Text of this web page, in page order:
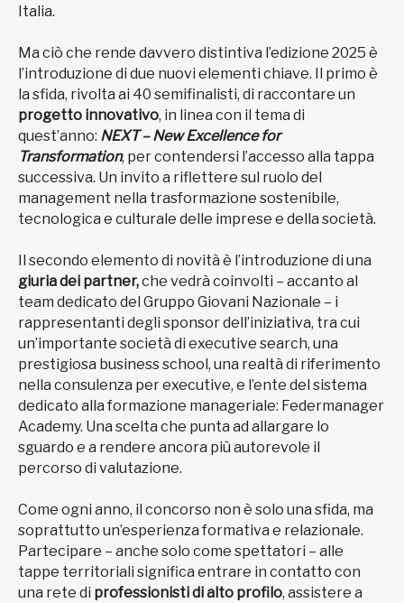
Italia.
Ma ciò che rende davvero distintiva l’edizione 2025 è
l’introduzione di due nuovi elementi chiave. Il primo è
la sfida, rivolta ai 40 semifinalisti, di raccontare un
progetto innovativo, in linea con il tema di
quest’anno: NEXT – New Excellence for
Transformation, per contendersi l’accesso alla tappa
successiva. Un invito a riflettere sul ruolo del
management nella trasformazione sostenibile,
tecnologica e culturale delle imprese e della società.
Il secondo elemento di novità è l’introduzione di una
giuria dei partner,che vedrà coinvolti – accanto al
team dedicato del Gruppo Giovani Nazionale – i
rappresentanti degli sponsor dell’iniziativa, tra cui
un’importante società di executive search, una
prestigiosa business school, una realtà di riferimento
nella consulenza per executive, e l’ente del sistema
dedicato alla formazione manageriale: Federmanager
Academy. Una scelta che punta ad allargare lo
sguardo e a rendere ancora più autorevole il
percorso di valutazione.
Come ogni anno, il concorso non è solo una sfida, ma
soprattutto un’esperienza formativa e relazionale.
Partecipare – anche solo come spettatori – alle
tappe territoriali significa entrare in contatto con
una rete di professionisti di alto profilo, assistere a